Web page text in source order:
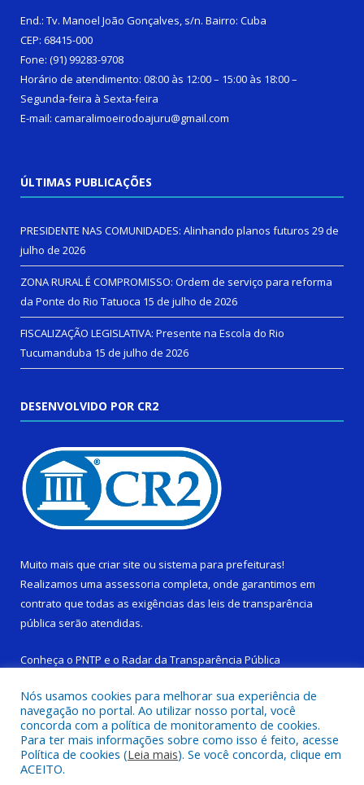
End.: Tv. Manoel João Gonçalves, s/n. Bairro: Cuba
CEP: 68415-000
Fone: (91) 99283-9708
Horário de atendimento: 08:00 às 12:00 – 15:00 às 18:00 –
Segunda-feira à Sexta-feira
E-mail: camaralimoeirodoajuru@gmail.com
ÚLTIMAS PUBLICAÇÕES
PRESIDENTE NAS COMUNIDADES: Alinhando planos futuros 29 de
julho de 2026
ZONA RURAL É COMPROMISSO: Ordem de serviço para reforma
da Ponte do Rio Tatuoca 15 de julho de 2026
FISCALIZAÇÃO LEGISLATIVA: Presente na Escola do Rio
Tucumanduba 15 de julho de 2026
DESENVOLVIDO POR CR2
Muito mais que criar site ou sistema para prefeituras!
Realizamos uma assessoria completa, onde garantimos em
contrato que todas as exigências das leis de transparência
pública serão atendidas.
Conheça o PNTP e o Radar da Transparência Pública
Todos os direitos reservados a Câmara Municipal de Limoeiro do
Ajuru.
Nós usamos cookies para melhorar sua experiência de
navegação no portal. Ao utilizar nosso portal, você
concorda com a política de monitoramento de cookies.
Para ter mais informações sobre como isso é feito, acesse
Política de cookies (Leia mais). Se você concorda, clique em
ACEITO.